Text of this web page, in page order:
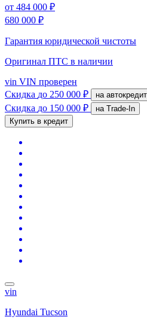
от 484 000 ₽
680 000 ₽
Гарантия юридической чистоты
Оригинал ПТС в наличии
vin VIN проверен
Скидка до 250 000 ₽ на автокредит
Скидка до 150 000 ₽
на Trade-In
Купить в кредит
vin
Hyundai Tucson